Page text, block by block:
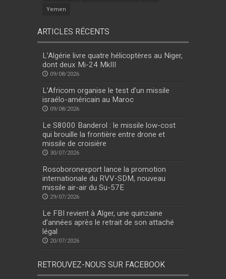
Yemen
ARTICLES RÉCENTS
L’Algérie livre quatre hélicoptères au Niger,
dont deux Mi-24 MkIII
09/08/2026
L’Africom organise le test d’un missile
israélo-américain au Maroc
09/08/2026
Le S8000 Banderol : le missile low-cost
qui brouille la frontière entre drone et
missile de croisière
30/07/2026
Rosoboronexport lance la promotion
internationale du RVV-SDM, nouveau
missile air-air du Su-57E
29/07/2026
Le FBI revient à Alger, une quinzaine
d’années après le retrait de son attaché
légal
20/07/2026
RETROUVEZ-NOUS SUR FACEBOOK